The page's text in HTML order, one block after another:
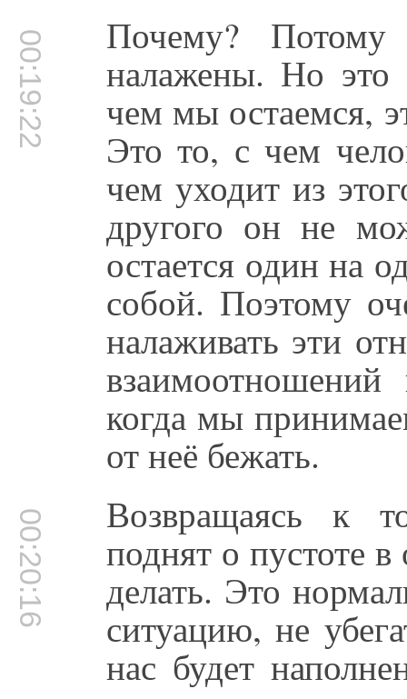
00:19:22 Почему?
налажены. Но это
чем мы остаемся,
Это то, с чем
чем уходит из
другого он не
остается один на
собой. Поэтому
налаживать эти
когда мы
от неё бежать.
00:20:16 Возвращаясь к
поднят о пустоте
делать. Это
ситуацию, не
нас будет